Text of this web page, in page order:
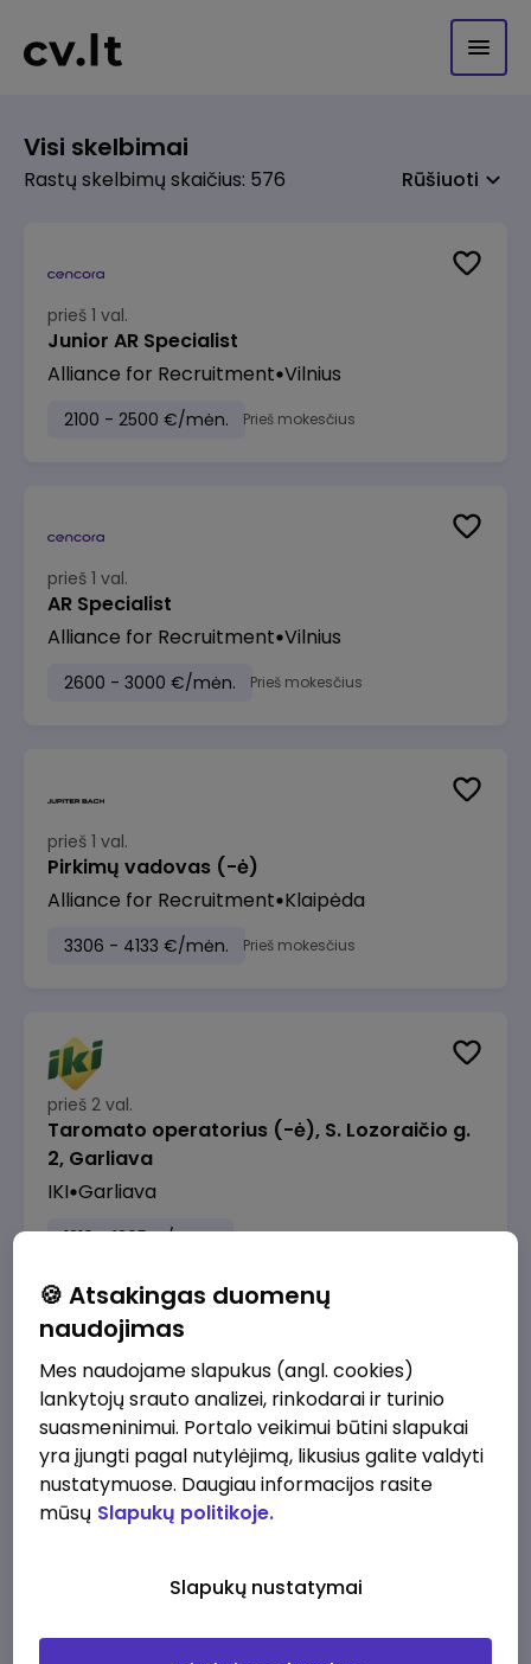
Visi skelbimai
Rastų skelbimų skaičius: 576 Rūšiuoti
prieš 1 val.
Junior AR Specialist
Alliance for Recruitment Vilnius
2100 - 2500 €/mėn. Prieš mokesčius
prieš 1 val.
AR Specialist
Alliance for Recruitment Vilnius
2600 - 3000 €/mėn. Prieš mokesčius
prieš 1 val.
Pirkimų vadovas (-ė)
Alliance for Recruitment Klaipėda
3306 - 4133 €/mėn. Prieš mokesčius
prieš 2 val.
Taromato operatorius (-ė), S. Lozoraičio g.
2, Garliava
IKI Garliava
1210 - 1305 €/mėn. Prieš mokesčius
prieš 3 val.
Skaitmeninės rinkodaros specialistas
Alliance for Recruitment Kaunas
3300 - 3800 €/mėn. Prieš mokesčius
🍪 Atsakingas duomenų
naudojimas
Mes naudojame slapukus (angl. cookies)
lankytojų srauto analizei, rinkodarai ir turinio
suasmeninimui. Portalo veikimui būtini slapukai
yra įjungti pagal nutylėjimą, likusius galite valdyti
nustatymuose. Daugiau informacijos rasite
mūsų Slapukų politikoje.
Slapukų nustatymai